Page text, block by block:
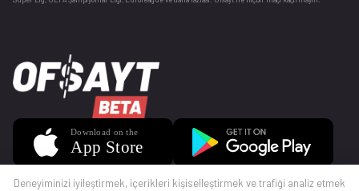
Deneyiminizi iyileştirmek, içerikleri kişiselleştirmek ve trafiği analiz etmek